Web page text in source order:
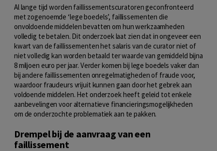
Al lange tijd worden faillissementscuratoren geconfronteerd
met zogenoemde ‘lege boedels’, faillissementen die
onvoldoende middelen bevatten om hun werkzaamheden
volledig te betalen. Dit onderzoek laat zien dat in ongeveer een
kwart van de faillissementen het salaris van de curator niet of
niet volledig kan worden betaald ter waarde van gemiddeld bijna
8 miljoen euro per jaar. Verder komen bij lege boedels vaker dan
bij andere faillissementen onregelmatigheden of fraude voor,
waardoor fraudeurs vrijuit kunnen gaan door het gebrek aan
voldoende middelen. Het onderzoek heeft geleid tot enkele
aanbevelingen voor alternatieve financieringsmogelijkheden
om de onderzochte problematiek aan te pakken.
Drempel bij de aanvraag van een
faillissement